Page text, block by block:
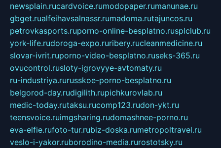
newsplain.rucardvoice.rumodopaper.rumanunae.ru
gbget.rualfeihavsalnassr.rumadoma.rutajuncos.ru
petrovkasports.ruporno-online-besplatno.rusplclub.ru
york-life.rudoroga-expo.ruribery.rucleanmedicine.ru
slovar-ivrit.ruporno-video-besplatno.ruseks-365.ru
ovucontrol.rusloty-igrovyye-avtomaty.ru
ru-industriya.rurusskoe-porno-besplatno.ru
belgorod-day.rudigilith.rupichkurovlab.ru
medic-today.rutaksu.rucomp123.rudon-ykt.ru
teensvoice.ruimgsharing.rudomashnee-porno.ru
eva-elfie.rufoto-tur.rubiz-doska.rumetropoltravel.ru
veslo-i-yakor.ruborodino-media.rurostotsky.ru